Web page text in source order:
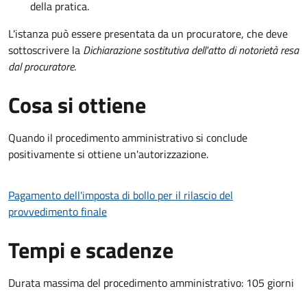
della pratica.
L'istanza può essere presentata da un procuratore, che deve
sottoscrivere la Dichiarazione sostitutiva dell'atto di notorietà resa
dal procuratore.
Cosa si ottiene
Quando il procedimento amministrativo si conclude
positivamente si ottiene un'autorizzazione.
Pagamento dell'imposta di bollo per il rilascio del
provvedimento finale
Tempi e scadenze
Durata massima del procedimento amministrativo: 105 giorni